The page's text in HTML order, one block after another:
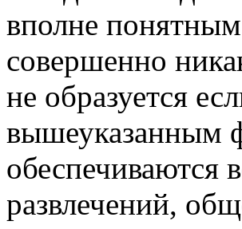
вполне
совершенно
не образуется
вышеуказанным
обеспечиваются
развлечений,